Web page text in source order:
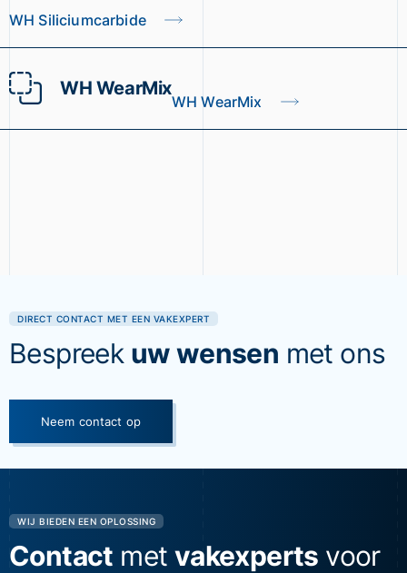
WH Siliciumcarbide
WH WearMix
WH WearMix
DIRECT CONTACT MET EEN VAKEXPERT
Bespreek uw wensen met ons
Neem contact op
WIJ BIEDEN EEN OPLOSSING
Contact met vakexperts voor